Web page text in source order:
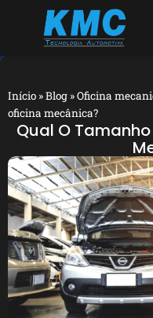
Início »Blog »Oficina
oficina mecânica?
Qual O